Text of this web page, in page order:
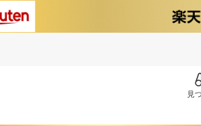
見